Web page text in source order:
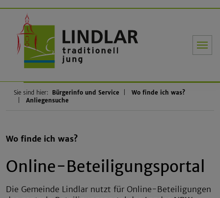
Sie sind hier: Bürgerinfo und Service
Wo finde ich was?
Anliegensuche
Wo finde ich was?
Online-Beteiligungsportal
Die Gemeinde Lindlar nutzt für Online-Beteiligungen